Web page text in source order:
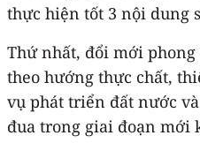
thực hiện tốt 3 nội dung
Thứ nhất, đổi mới
theo hướng thực chất,
vụ phát triển đất nước
đua trong giai đoạn mới